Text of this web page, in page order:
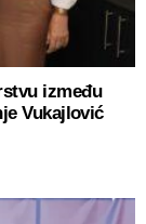
između
Vukajlović